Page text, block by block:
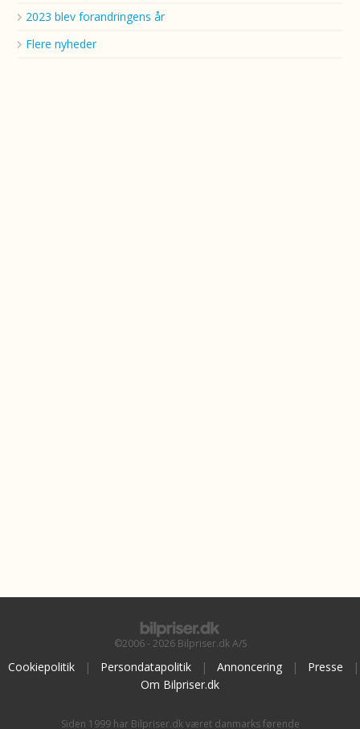
2023 blev forandringens år
Flere nyheder
©2006 - 2026 Bilpriser.dk A/S
Cookiepolitik | Persondatapolitik | Annoncering | Presse
|
Om Bilpriser.dk
Siden 1999 har Bilpriser.dk været danmarks førende